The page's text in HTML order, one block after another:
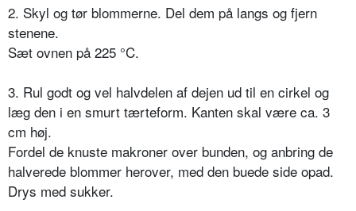
2. Skyl og tør blommerne. Del dem på langs og fjern
stenene.
Sæt ovnen på 225 °C.
3. Rul godt og vel halvdelen af dejen ud til en cirkel og
læg den i en smurt tærteform. Kanten skal være ca. 3
cm høj.
Fordel de knuste makroner over bunden, og anbring de
halverede blommer herover, med den buede side opad.
Drys med sukker.